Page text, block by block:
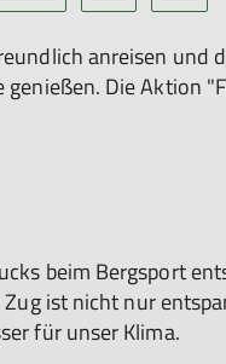
anreisen und
Die Aktion
beim Bergsport
ist nicht nur
für unser Klima.